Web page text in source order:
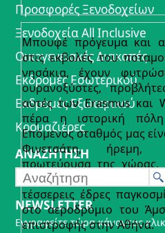
Μπουφέ πρόγευμα και
στις εκβολές του
νησάκια, έχουν
ουρανοξύστες,
αυτές των Erasmus και
πέρα η ιστορική
Επόμενος σταθμός μας
Φινετσάτη, ήρεμη,
πρωτεύουσα της χώρας.
για Θέματα Ειρήνης
τέσσερεις έδρες
στο αεροδρόμιο του
επιστροφής στην Αθήνα.
Προσφορές Ξενοδοχείων
Ξενοδοχεία All Inclusive
Οικογενειακές Διακοπές
Εκδρομές Εσωτερικού
Εκδρομές Εξωτερικού
Κρουαζιέρες
ΑΝΑΖΗΤΗΣΗ
NEWSLETTER
Εγγραφείτε τώρα κάνοντας